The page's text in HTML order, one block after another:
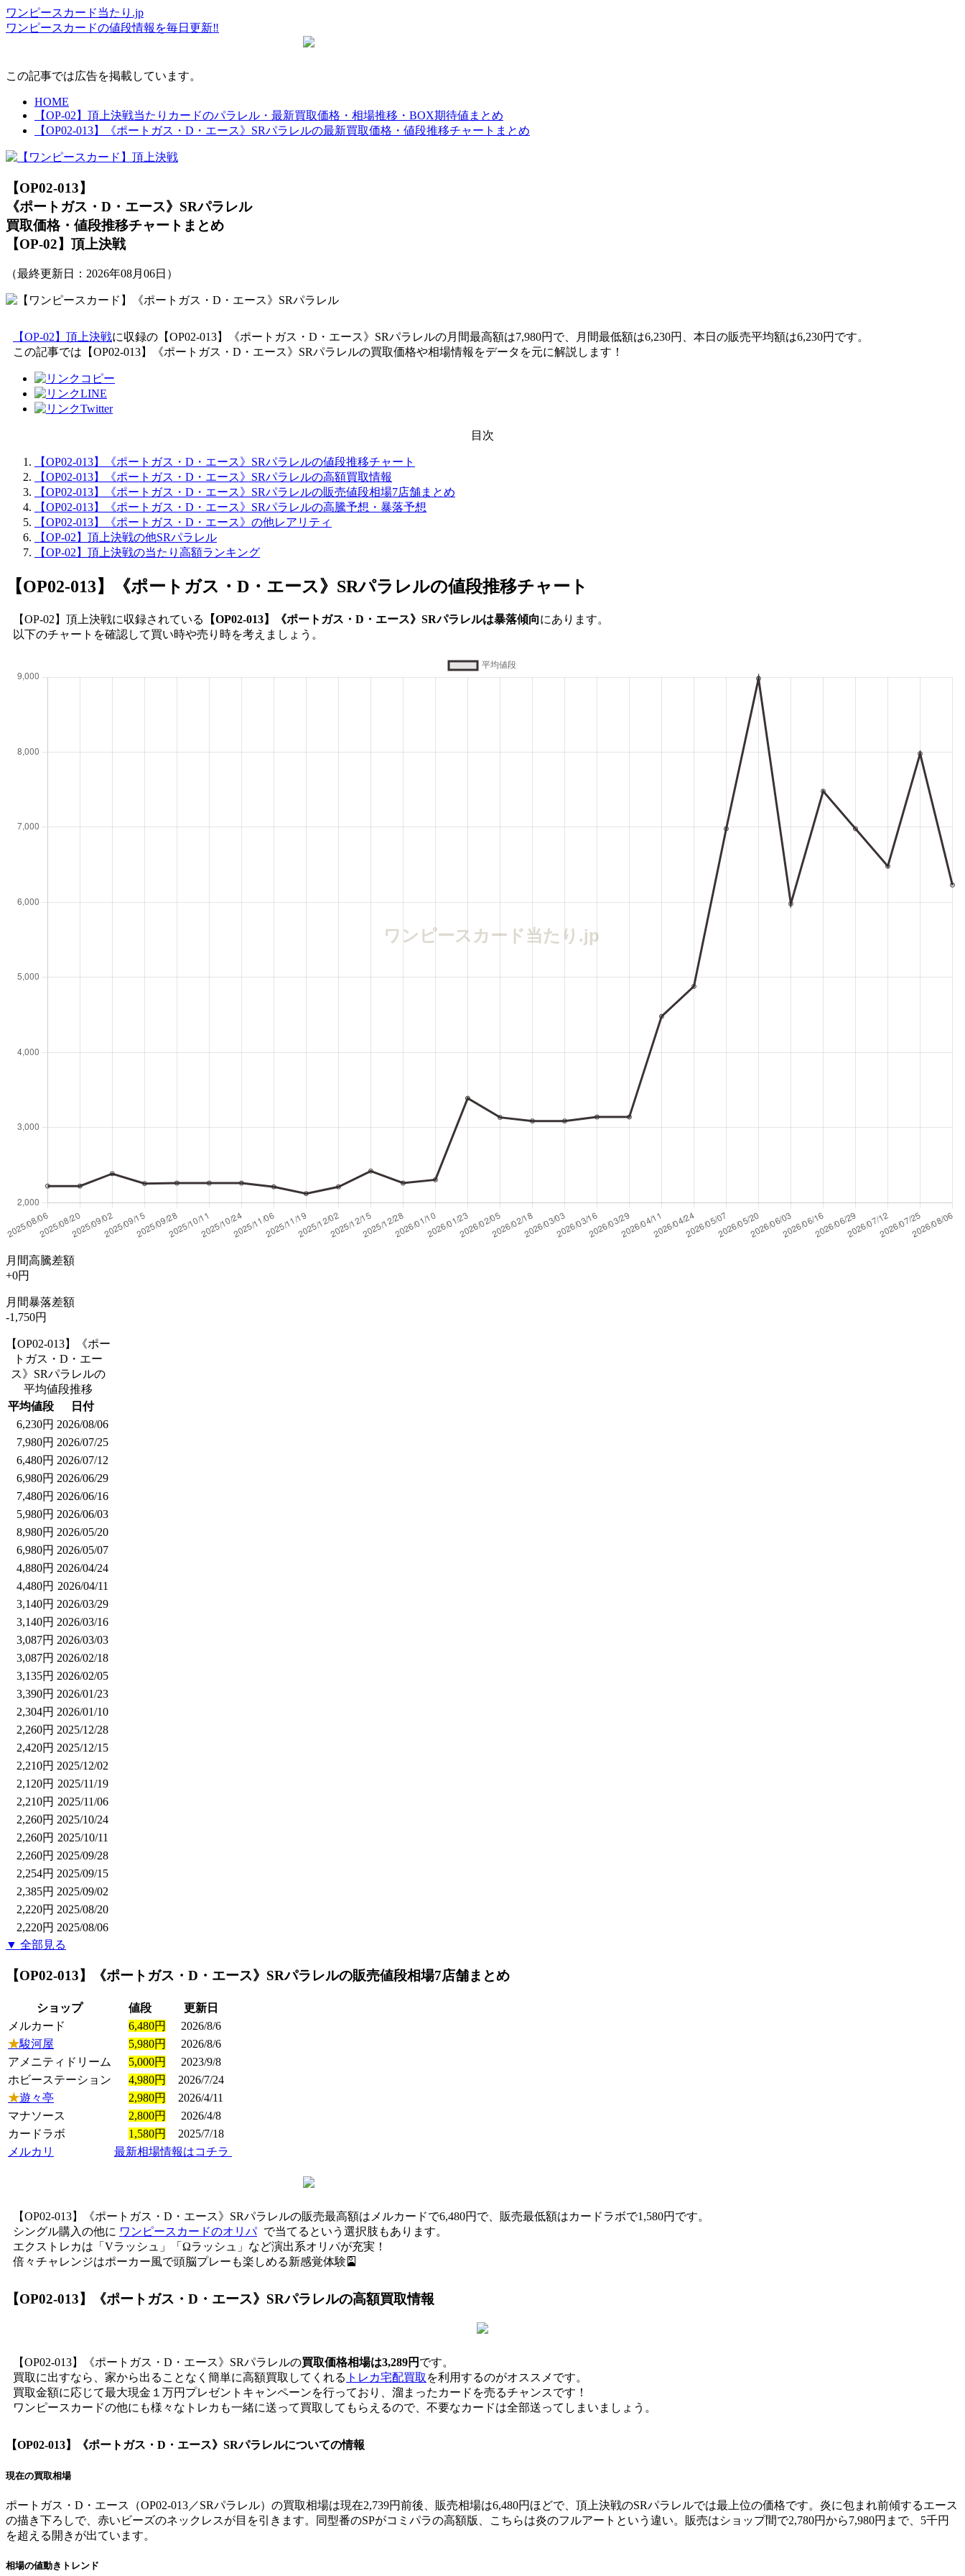
ワンピースカード当たり.jp
ワンピースカードの値段情報を毎日更新‼
この記事では広告を掲載しています。
HOME
【OP-02】頂上決戦当たりカードのパラレル・最新買取価格・相場推移・BOX期待値まとめ
【OP02-013】《ポートガス・D・エース》SRパラレルの最新買取価格・値段推移チャートまとめ
【OP02-013】
《ポートガス・D・エース》SRパラレル
買取価格・値段推移チャートまとめ
【OP-02】頂上決戦
（最終更新日： 2026年08月06日 ）
【OP-02】頂上決戦に収録の【OP02-013】《ポートガス・D・エース》SRパラレルの月間最高額は7,980円で、月間最低額は6,230円、本日の販売平均額は6,230円です。
この記事では【OP02-013】《ポートガス・D・エース》SRパラレルの買取価格や相場情報をデータを元に解説します！
目次
【OP02-013】《ポートガス・D・エース》SRパラレルの値段推移チャート
【OP02-013】《ポートガス・D・エース》SRパラレルの高額買取情報
【OP02-013】《ポートガス・D・エース》SRパラレルの販売値段相場7店舗まとめ
【OP02-013】《ポートガス・D・エース》SRパラレルの高騰予想・暴落予想
【OP02-013】《ポートガス・D・エース》の他レアリティ
【OP-02】頂上決戦の他SRパラレル
【OP-02】頂上決戦の当たり高額ランキング
【OP02-013】《ポートガス・D・エース》SRパラレルの値段推移チャート
【OP-02】頂上決戦に収録されている 【OP02-013】《ポートガス・D・エース》SRパラレルは暴落傾向にあります。
以下のチャートを確認して買い時や売り時を考えましょう。
月間高騰差額
+0円
月間暴落差額
-1,750円
【OP02-013】《ポー
トガス・D・エー
ス》SRパラレルの
平均値段推移
平均値段
日付
6,230円 2026/08/06
7,980円 2026/07/25
6,480円 2026/07/12
6,980円 2026/06/29
7,480円 2026/06/16
5,980円 2026/06/03
8,980円 2026/05/20
6,980円 2026/05/07
4,880円 2026/04/24
4,480円 2026/04/11
3,140円 2026/03/29
3,140円 2026/03/16
3,087円 2026/03/03
3,087円 2026/02/18
3,135円 2026/02/05
3,390円 2026/01/23
2,304円 2026/01/10
2,260円 2025/12/28
2,420円 2025/12/15
2,210円 2025/12/02
2,120円 2025/11/19
2,210円 2025/11/06
2,260円 2025/10/24
2,260円 2025/10/11
2,260円 2025/09/28
2,254円 2025/09/15
2,385円 2025/09/02
2,220円 2025/08/20
2,220円 2025/08/06
▼ 全部見る
【OP02-013】《ポートガス・D・エース》SRパラレルの販売値段相場7店舗まとめ
ショップ 値段
更新日
メルカード
6,480円
2026/8/6
★駿河屋 5,980円
2026/8/6
アメニティドリーム
5,000円
2023/9/8
ホビーステーション
4,980円
2026/7/24
★遊々亭 2,980円
2026/4/11
マナソース
2,800円
2026/4/8
カードラボ
1,580円
2025/7/18
メルカリ
最新相場情報はコチラ
【OP02-013】《ポートガス・D・エース》SRパラレルの販売最高額はメルカードで6,480円で、販売最低額はカードラボで1,580円です。
シングル購入の他に ワンピースカードのオリパ で当てるという選択肢もあります。
エクストレカは「Vラッシュ」「Ωラッシュ」など演出系オリパが充実！
倍々チャレンジはポーカー風で頭脳プレーも楽しめる新感覚体験🎴
【OP02-013】《ポートガス・D・エース》SRパラレルの高額買取情報
【OP02-013】《ポートガス・D・エース》SRパラレルの買取価格相場は3,289円 です。
買取に出すなら、家から出ることなく簡単に高額買取してくれる トレカ宅配買取 を利用するのがオススメです。
買取金額に応じて最大現金１万円プレゼントキャンペーンを行っており、溜まったカードを売るチャンスです！
ワンピースカードの他にも様々なトレカも一緒に送って買取してもらえるので、不要なカードは全部送ってしまいましょう。
【OP02-013】《ポートガス・D・エース》SRパラレルについての情報
現在の買取相場
ポートガス・D・エース（OP02-013／SRパラレル）の買取相場は現在2,739円前後、販売相場は6,480円ほどで、頂上決戦のSRパラレルでは最上位の価格です。炎に包まれ前傾するエース
の描き下ろしで、赤いビーズのネックレスが目を引きます。同型番のSPがコミパラの高額版、こちらは炎のフルアートという違い。販売はショップ間で2,780円から7,980円まで、5千円
を超える開きが出ています。
相場の値動きトレンド